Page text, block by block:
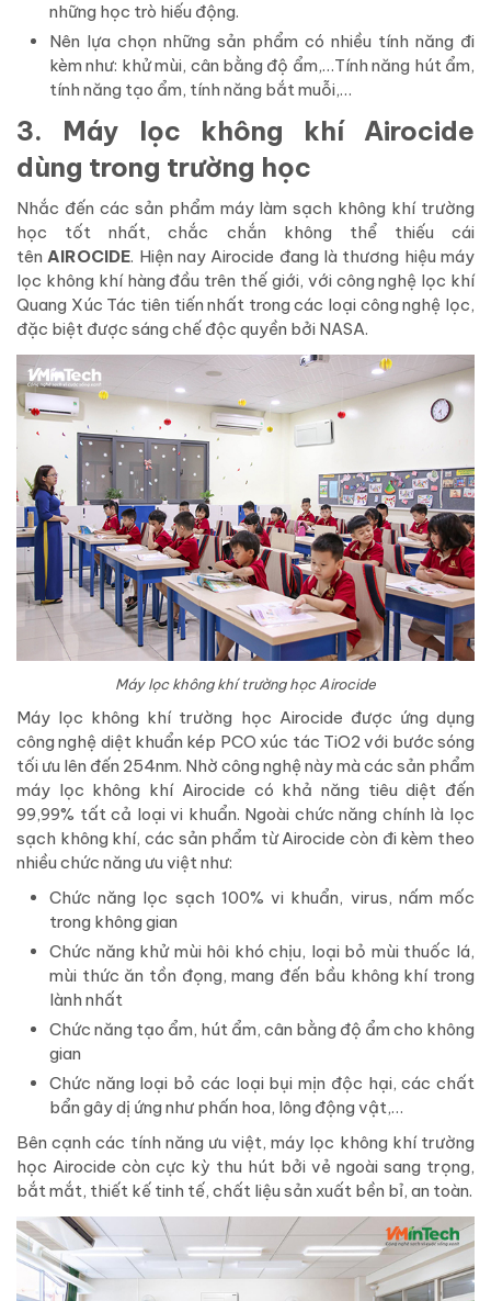
những học trò hiếu động.
Nên lựa chọn những sản phẩm có nhiều tính năng đi
kèm như: khử mùi, cân bằng độ ẩm,…Tính năng hút ẩm,
tính năng tạo ẩm, tính năng bắt muỗi,…
3. Máy lọc không khí Airocide
dùng trong trường học
Nhắc đến các sản phẩm máy làm sạch không khí trường
học tốt nhất, chắc chắn không thể thiếu cái
tênAIROCIDE. Hiện nay Airocide đang là thương hiệu máy
lọc không khí hàng đầu trên thế giới, với công nghệ lọc khí
Quang Xúc Tác tiên tiến nhất trong các loại công nghệ lọc,
đặc biệt được sáng chế độc quyền bởi NASA.
Máy lọc không khí trường học Airocide
Máy lọc không khí trường học Airocide được ứng dụng
công nghệ diệt khuẩn kép PCO xúc tác TiO2 với bước sóng
tối ưu lên đến 254nm. Nhờ công nghệ này mà các sản phẩm
máy lọc không khí Airocide có khả năng tiêu diệt đến
99,99% tất cả loại vi khuẩn. Ngoài chức năng chính là lọc
sạch không khí, các sản phẩm từ Airocide còn đi kèm theo
nhiều chức năng ưu việt như:
Chức năng lọc sạch 100% vi khuẩn, virus, nấm mốc
trong không gian
Chức năng khử mùi hôi khó chịu, loại bỏ mùi thuốc lá,
mùi thức ăn tồn đọng, mang đến bầu không khí trong
lành nhất
Chức năng tạo ẩm, hút ẩm, cân bằng độ ẩm cho không
gian
Chức năng loại bỏ các loại bụi mịn độc hại, các chất
bẩn gây dị ứng như phấn hoa, lông động vật,…
Bên cạnh các tính năng ưu việt, máy lọc không khí trường
học Airocide còn cực kỳ thu hút bởi vẻ ngoài sang trọng,
bắt mắt, thiết kế tinh tế, chất liệu sản xuất bền bỉ, an toàn.